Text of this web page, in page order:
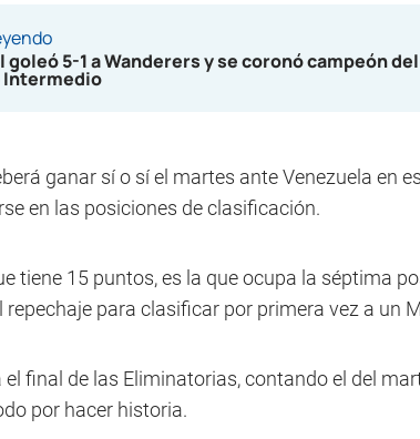
goleó 5-1 a Wanderers y se coronó campeón del
Intermedio
ganar sí o sí el martes ante Venezuela en
en las posiciones de clasificación.
tiene 15 puntos, es la que ocupa la séptima
repechaje para clasificar por primera vez a un
final de las Eliminatorias, contando el del
por hacer historia.